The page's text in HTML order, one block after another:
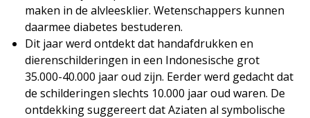
maken in de alvleesklier. Wetenschappers kunnen
daarmee diabetes bestuderen.
Dit jaar werd ontdekt dat handafdrukken en
dierenschilderingen in een Indonesische grot
35.000-40.000 jaar oud zijn. Eerder werd gedacht dat
de schilderingen slechts 10.000 jaar oud waren. De
ontdekking suggereert dat Aziaten al symbolische